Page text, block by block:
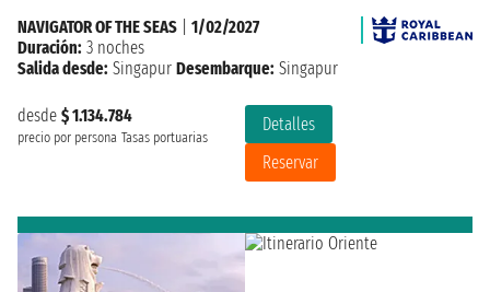
desde $ 1.134.784
precio por persona Tasas portuarias
Detalles
Reservar
NAVIGATOR OF THE SEAS
1/02/2027
Duración: 3 noches
Salida desde: Singapur Desembarque: Singapur